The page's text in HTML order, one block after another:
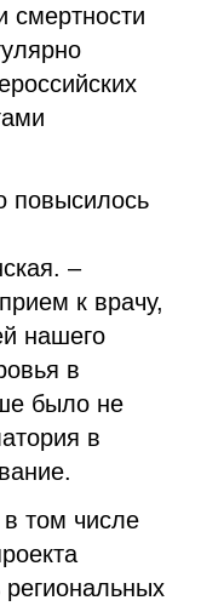
смертности
повысилось
–
к врачу,
нашего
в
было не
в
том числе